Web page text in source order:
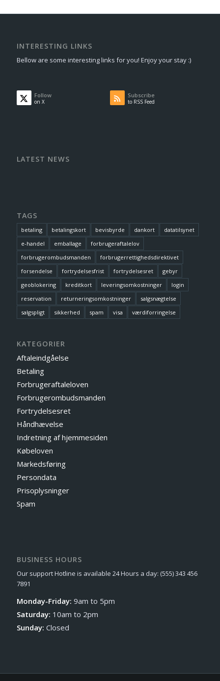
INTERESTING LINKS
Bellow are some interesting links for you! Enjoy your stay :)
Follow
on X
Subscribe
to RSS Feed
LATEST NEWS
TAGS
betaling betalingskort bevisbyrde dankort
datatilsynet
e-handel
emballage
forbrugeraftalelov
forbrugerombudsmanden
forbrugerrettighedsdirektivet
forsendelse
fortrydelsesfrist fortrydelsesret
gebyr
geoblokering
kreditkort leveringsomkostninger
login
reservation
returneringsomkostninger
salgsnægtelse
salgspligt
sikkerhed spam visa værdiforringelse
KATEGORIER
Aftaleindgåelse
Betaling
Forbrugeraftaleloven
Forbrugerombudsmanden
Fortrydelsesret
Håndhævelse
Indretning af hjemmesiden
Købeloven
Markedsføring
Persondata
Prisoplysninger
Spam
BUSINESS HOURS
Our support Hotline is available 24 Hours a day: (555) 343 456
7891
Monday-Friday: 9am to 5pm
Saturday: 10am to 2pm
Sunday: Closed